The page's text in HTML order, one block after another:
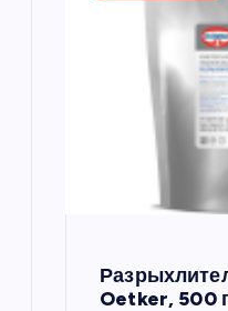
Oetker, 500 г